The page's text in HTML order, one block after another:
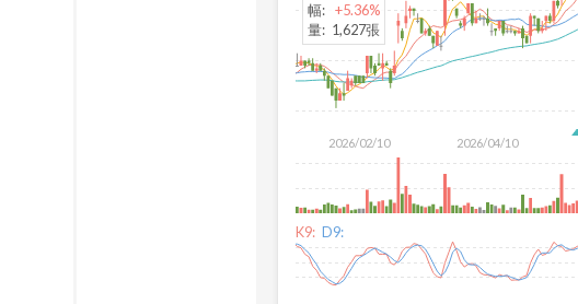
2026/02/10 2026/04/10
幅: +5.36%
量: 1,627張
K9: D9: